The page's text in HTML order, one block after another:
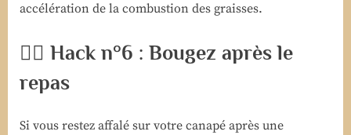
accélération de la combustion des graisses.
🚶‍♀️ Hack n°6 : Bougez après le
repas
Si vous restez affalé sur votre canapé après une